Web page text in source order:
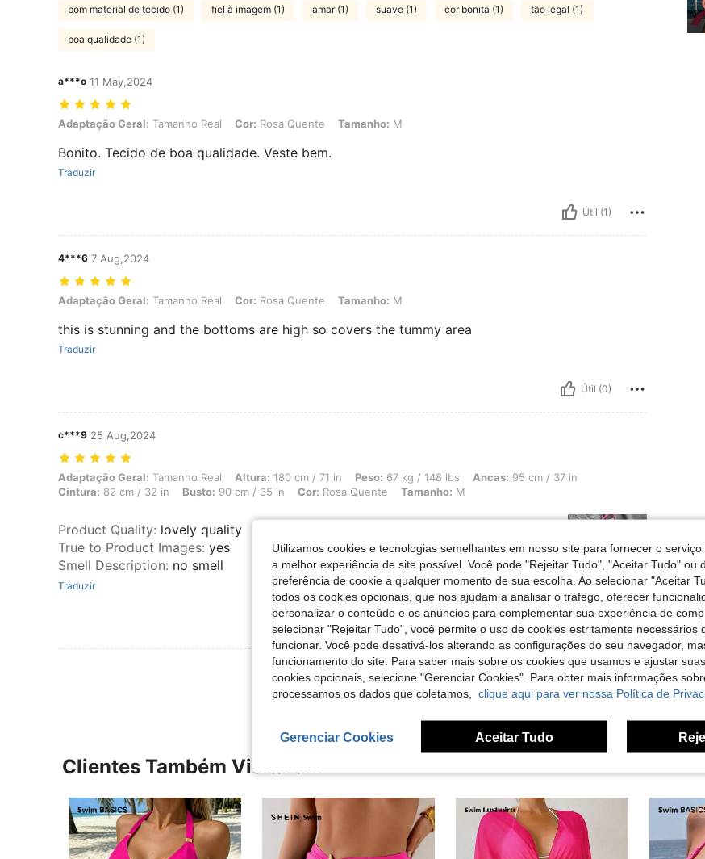
bom material de tecido (1) fiel à imagem (1) amar (1) suave (1) cor bonita (1) tão legal (1)
boa qualidade (1)
a***o 11 May,2024
Adaptação Geral: Tamanho Real, Cor: Rosa Quente, Tamanho: M
Adaptação Geral: Tamanho Real Cor: Rosa Quente Tamanho: M
Bonito. Tecido de boa qualidade. Veste bem.
Traduzir
Útil (1)
4***6 7 Aug,2024
Adaptação Geral: Tamanho Real, Cor: Rosa Quente, Tamanho: M
Adaptação Geral: Tamanho Real Cor: Rosa Quente Tamanho: M
this is stunning and the bottoms are high so covers the tummy area
Traduzir
Útil (0)
c***9 25 Aug,2024
Adaptação Geral: Tamanho Real, Altura: 180 cm / 71 in, Peso: 67 kg / 148 lbs, Ancas: 95 cm / 37 in, Cintura: 82 cm / 32 in, Busto: 90 cm / 35 in,
Adaptação Geral: Tamanho Real Altura: 180 cm / 71 in Peso: 67 kg / 148 lbs Ancas: 95 cm / 37 in
Cintura: 82 cm / 32 in Busto: 90 cm / 35 in Cor: Rosa Quente Tamanho: M
Product Quality: lovely quality
True to Product Images: yes
Smell Description: no smell
Traduzir
Útil (0)
Ver Mais Avaliações
Clientes Também Visitaram
Utilizamos cookies e tecnologias semelhantes em nosso site para fornecer o
a melhor experiência de site possível. Você pode "Rejeitar Tudo", "Aceitar Tudo" ou
preferência de cookie a qualquer momento de sua escolha. Ao selecionar "Aceitar
todos os cookies opcionais, que nos ajudam a analisar o tráfego, oferecer
personalizar o conteúdo e os anúncios para complementar sua experiência de
selecionar "Rejeitar Tudo", você permite o uso de cookies estritamente necessários
funcionar. Você pode desativá-los alterando as configurações do seu navegador,
funcionamento do site. Para saber mais sobre os cookies que usamos e ajustar
cookies opcionais, selecione "Gerenciar Cookies". Para obter mais informações
processamos os dados que coletamos, clique aqui para ver nossa Política de
Gerenciar Cookies Aceitar Tudo